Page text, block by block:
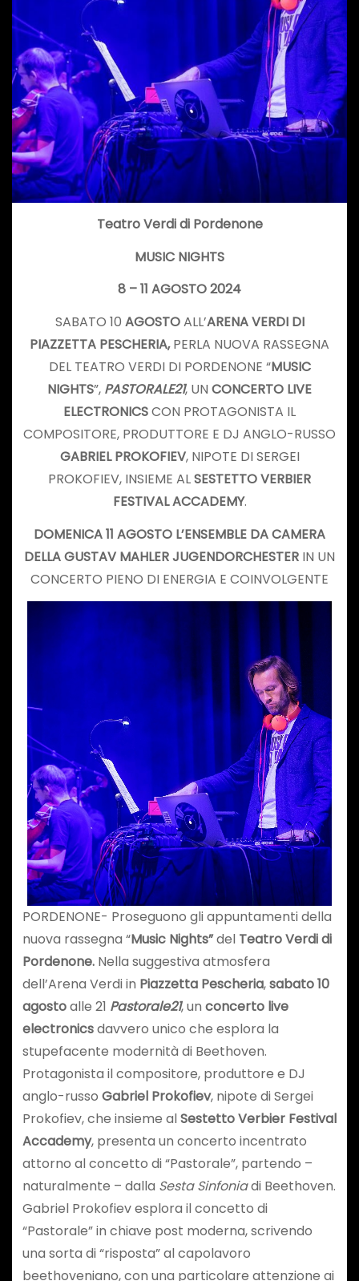
Teatro Verdi di Pordenone
MUSIC NIGHTS
8 – 11 AGOSTO 2024
SABATO 10 AGOSTOALL’ARENA VERDI DI
PIAZZETTA PESCHERIA,PERLA NUOVA RASSEGNA
DEL TEATRO VERDI DI PORDENONE “MUSIC
NIGHTS”, PASTORALE21, UN CONCERTO LIVE
ELECTRONICSCON PROTAGONISTA IL
COMPOSITORE, PRODUTTORE E DJ ANGLO-RUSSO
GABRIEL PROKOFIEV, NIPOTE DI SERGEI
PROKOFIEV, INSIEME ALSESTETTO VERBIER
FESTIVAL ACCADEMY.
DOMENICA 11 AGOSTO L’ENSEMBLE DA CAMERA
DELLAGUSTAV MAHLER JUGENDORCHESTER IN UN
CONCERTO PIENO DI ENERGIA E COINVOLGENTE
PORDENONE- Proseguono gli appuntamenti della
nuova rassegna “Music Nights”delTeatro Verdi di
Pordenone. Nella suggestiva atmosfera
dell’Arena Verdi in Piazzetta Pescheria,sabato 10
agostoalle 21 Pastorale21, un concerto live
electronicsdavvero unico che esplora la
stupefacente modernità di Beethoven.
Protagonista il compositore, produttore e DJ
anglo-russo Gabriel Prokofiev, nipote di Sergei
Prokofiev, che insieme alSestetto Verbier Festival
Accademy, presenta un concerto incentrato
attorno al concetto di “Pastorale”, partendo –
naturalmente – dalla Sesta Sinfoniadi Beethoven.
Gabriel Prokofiev esplora il concetto di
“Pastorale” in chiave post moderna, scrivendo
una sorta di “risposta” al capolavoro
beethoveniano, con una particolare attenzione ai